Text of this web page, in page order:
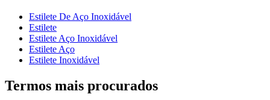
Estilete De Aço Inoxidável
Estilete
Estilete Aço Inoxidável
Estilete Aço
Estilete Inoxidável
Termos mais procurados